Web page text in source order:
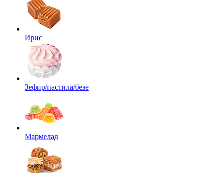
Ирис
Зефир/пастила/безе
Мармелад